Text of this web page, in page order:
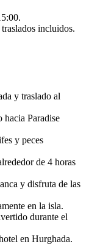
incluidos.
y traslado al
hacia Paradise
y peces
de 4 horas
y disfruta de las
en la isla.
durante el
en Hurghada.